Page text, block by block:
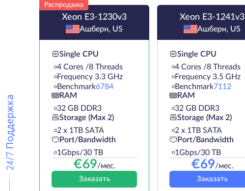
24/7 Поддержка
Распродажа
Xeon E3-1230v3
Ашберн, US
Single CPU
4 Cores /8 Threads
Frequency 3.3 GHz
Benchmark6784
RAM
32 GB DDR3
Storage (Max 2)
2 х 1TB SATA
Port/Bandwidth
1Gbps/30 TB
€69/мес.
Заказать
Xeon E3-1241v3
Ашберн, US
Single CPU
4 Cores /8 Threads
Frequency 3.5 GHz
Benchmark7112
RAM
32 GB DDR3
Storage (Max 2)
2 х 1TB SATA
Port/Bandwidth
1Gbps/30 TB
€69/мес.
Заказать